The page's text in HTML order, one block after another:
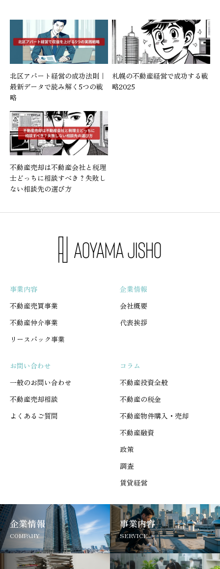
北区アパート経営の成功法則｜
最新データで読み解く5つの戦
略
札幌の不動産経営で成功する戦
略2025
不動産売却は不動産会社と税理
士どっちに相談すべき？失敗し
ない相談先の選び方
事業内容
不動産売買事業
不動産仲介事業
リースバック事業
企業情報
会社概要
代表挨拶
お問い合わせ
一般のお問い合わせ
不動産売却相談
よくあるご質問
コラム
不動産投資全般
不動産の税金
不動産物件購入・売却
不動産融資
政策
調査
賃貸経営
企業情報
COMPANY
事業内容
SERVICE